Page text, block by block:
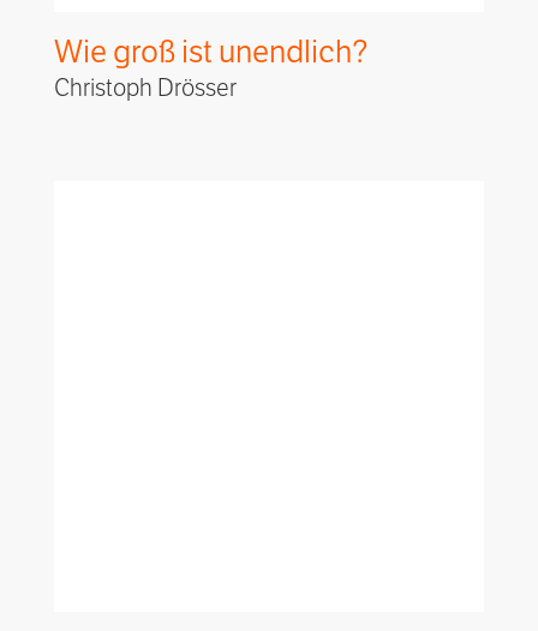
Wie groß ist unendlich?
Christoph Drösser